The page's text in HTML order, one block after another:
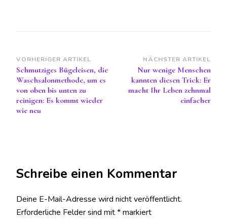
Beitragsnavigation
VORHERIGER ARTIKEL
Schmutziges Bügeleisen, die
Waschsalonmethode, um es
von oben bis unten zu
reinigen: Es kommt wieder
wie neu
NÄCHSTER ARTIKEL
Nur wenige Menschen
kannten diesen Trick: Er
macht Ihr Leben zehnmal
einfacher
Schreibe einen Kommentar
Deine E-Mail-Adresse wird nicht veröffentlicht.
Erforderliche Felder sind mit*markiert